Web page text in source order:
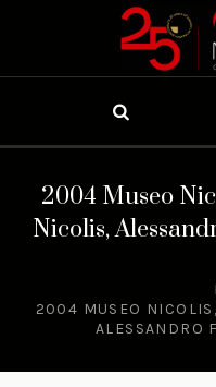
2004 Museo
Nicolis,
2004 MUSEO
ALESSANDRO